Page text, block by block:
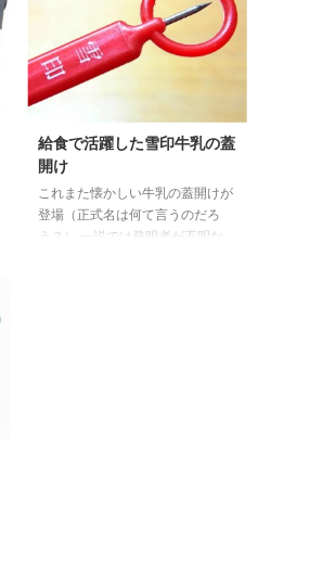
給食で活躍した雪印牛乳の蓋
開け
これまた懐かしい牛乳の蓋開けが
登場（正式名は何て言うのだろ
う？） 一説では発明者が不明な